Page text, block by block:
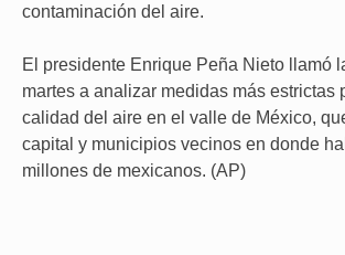
contaminación del aire.
El presidente Enrique Peña Nieto llamó
martes a analizar medidas más estrictas
calidad del aire en el valle de México,
capital y municipios vecinos en donde
millones de mexicanos. (AP)